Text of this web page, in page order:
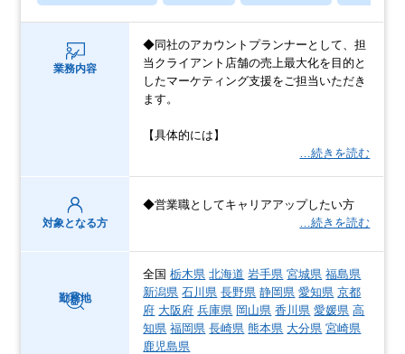
業務内容
◆同社のアカウントプランナーとして、担
当クライアント店舗の売上最大化を目的と
したマーケティング支援をご担当いただき
ます。
【具体的には】
…続きを読む
対象となる方
◆営業職としてキャリアアップしたい方
…続きを読む
勤務地
全国栃木県 北海道 岩手県 宮城県 福島県
新潟県 石川県 長野県 静岡県 愛知県 京都
府 大阪府 兵庫県 岡山県 香川県 愛媛県 高
知県 福岡県 長崎県 熊本県 大分県 宮崎県
鹿児島県